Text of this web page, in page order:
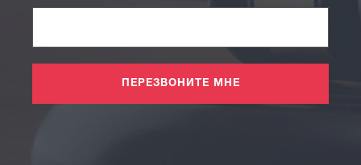
ПЕРЕЗВОНИТЕ МНЕ